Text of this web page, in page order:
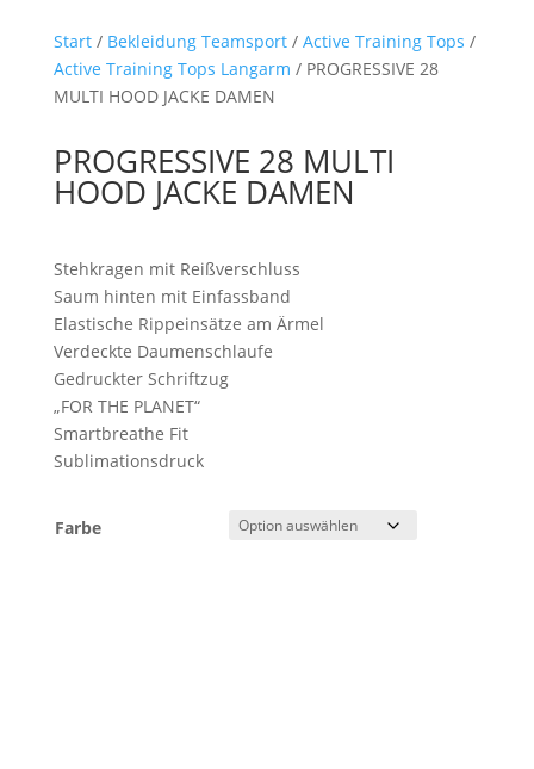
Start/ Bekleidung Teamsport/ Active Training Tops /
Active Training Tops Langarm / PROGRESSIVE 28
MULTI HOOD JACKE DAMEN
PROGRESSIVE 28 MULTI
HOOD JACKE DAMEN
Stehkragen mit Reißverschluss
Saum hinten mit Einfassband
Elastische Rippeinsätze am Ärmel
Verdeckte Daumenschlaufe
Gedruckter Schriftzug
„FOR THE PLANET“
Smartbreathe Fit
Sublimationsdruck
Farbe